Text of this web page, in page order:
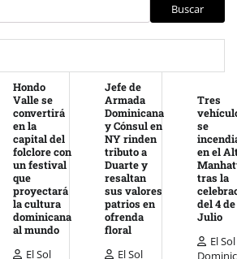
Buscar
Hondo
Valle se
convertirá
en la
capital del
folclore con
un festival
que
proyectará
la cultura
dominicana
al mundo
El Sol
Jefe de
Armada
Dominicana
y Cónsul en
NY rinden
tributo a
Duarte y
resaltan
sus valores
patrios en
ofrenda
floral
El Sol
Tres
se
en el
tras la
del 4 de
Julio
El Sol